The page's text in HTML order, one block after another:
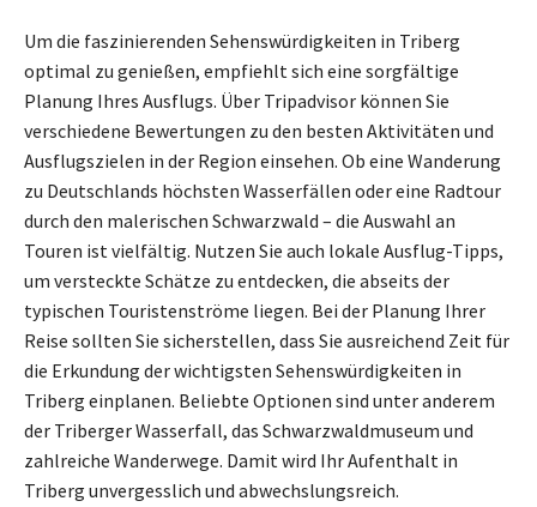
Um die faszinierenden Sehenswürdigkeiten in Triberg
optimal zu genießen, empfiehlt sich eine sorgfältige
Planung Ihres Ausflugs. Über Tripadvisor können Sie
verschiedene Bewertungen zu den besten Aktivitäten und
Ausflugszielen in der Region einsehen. Ob eine Wanderung
zu Deutschlands höchsten Wasserfällen oder eine Radtour
durch den malerischen Schwarzwald – die Auswahl an
Touren ist vielfältig. Nutzen Sie auch lokale Ausflug-Tipps,
um versteckte Schätze zu entdecken, die abseits der
typischen Touristenströme liegen. Bei der Planung Ihrer
Reise sollten Sie sicherstellen, dass Sie ausreichend Zeit für
die Erkundung der wichtigsten Sehenswürdigkeiten in
Triberg einplanen. Beliebte Optionen sind unter anderem
der Triberger Wasserfall, das Schwarzwaldmuseum und
zahlreiche Wanderwege. Damit wird Ihr Aufenthalt in
Triberg unvergesslich und abwechslungsreich.